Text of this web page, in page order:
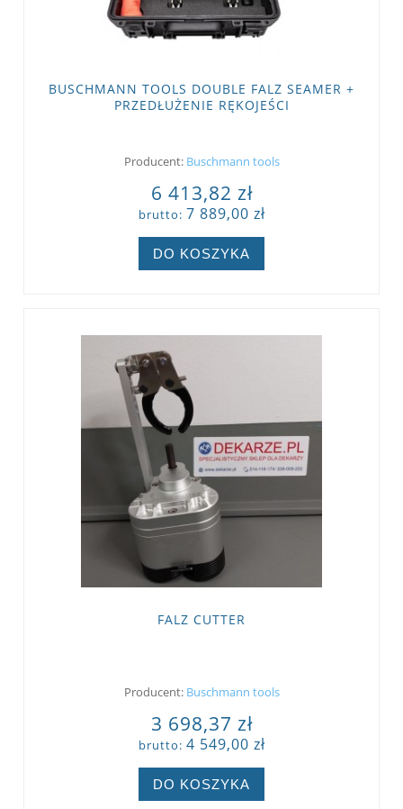
BUSCHMANN TOOLS DOUBLE FALZ SEAMER +
PRZEDŁUŻENIE RĘKOJEŚCI
Producent: Buschmann tools
6 413,82 zł
brutto: 7 889,00 zł
DO KOSZYKA
FALZ CUTTER
Producent: Buschmann tools
3 698,37 zł
brutto: 4 549,00 zł
DO KOSZYKA